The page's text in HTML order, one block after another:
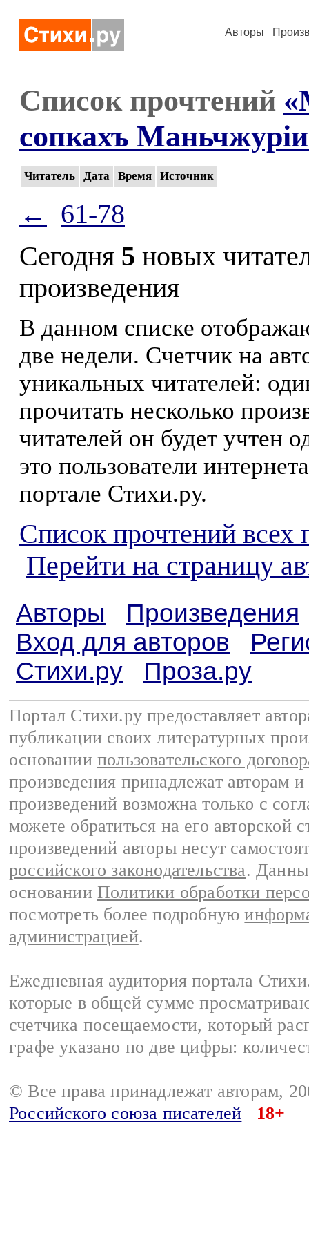
Авторы
Список прочтений
сопкахъ
Читатель Дата Время Источник
←
61-78
Сегодня 5 новых
произведения
В данном списке
две недели. Счетчик на
уникальных читателей:
прочитать несколько
читателей он будет учтен
это пользователи
портале Стихи.ру.
Список прочтений всех
Перейти на страницу
Авторы
Произведения
Вход для авторов
Стихи.ру
Проза.ру
Портал Стихи.ру предоставляет
публикации своих литературных
основании пользовательского
произведения принадлежат авторам
произведений возможна только с
можете обратиться на его авторской
произведений авторы несут
российского законодательства.
основании Политики обработки
посмотреть более подробную
администрацией.
Ежедневная аудитория портала
которые в общей сумме
счетчика посещаемости, который
графе указано по две цифры:
© Все права принадлежат авторам,
Российского союза писателей
18+